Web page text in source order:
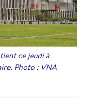
ce jeudi à
Photo : VNA